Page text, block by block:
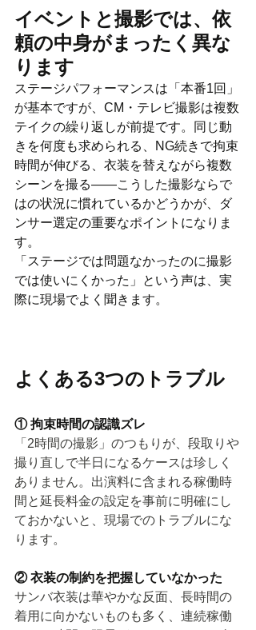
イベントと撮影では、依
頼の中身がまったく異な
ります
ステージパフォーマンスは「本番1回」
が基本ですが、CM・テレビ撮影は複数
テイクの繰り返しが前提です。同じ動
きを何度も求められる、NG続きで拘束
時間が伸びる、衣装を替えながら複数
シーンを撮る——こうした撮影ならで
はの状況に慣れているかどうかが、ダ
ンサー選定の重要なポイントになりま
す。
「ステージでは問題なかったのに撮影
では使いにくかった」という声は、実
際に現場でよく聞きます。
よくある3つのトラブル
① 拘束時間の認識ズレ
「2時間の撮影」のつもりが、段取りや
撮り直しで半日になるケースは珍しく
ありません。出演料に含まれる稼働時
間と延長料金の設定を事前に明確にし
ておかないと、現場でのトラブルにな
ります。
② 衣装の制約を把握していなかった
サンバ衣装は華やかな反面、長時間の
着用に向かないものも多く、連続稼働